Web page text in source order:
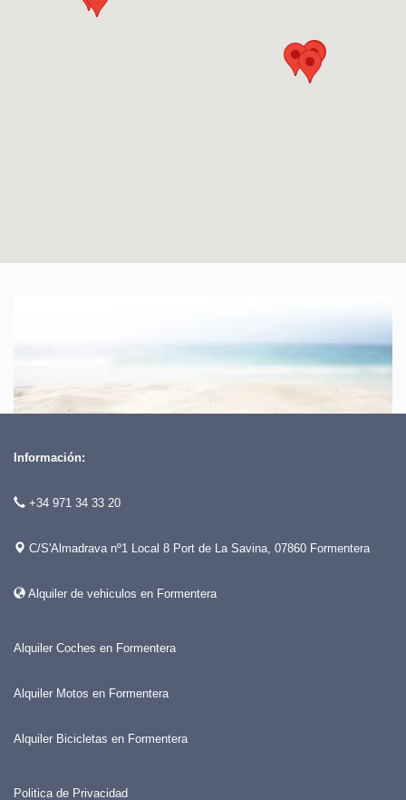
Información:
+34 971 34 33 20
C/S'Almadrava nº1 Local 8 Port de La Savina, 07860 Formentera
Alquiler de vehiculos en Formentera
Alquiler Coches en Formentera
Alquiler Motos en Formentera
Alquiler Bicicletas en Formentera
Politica de Privacidad